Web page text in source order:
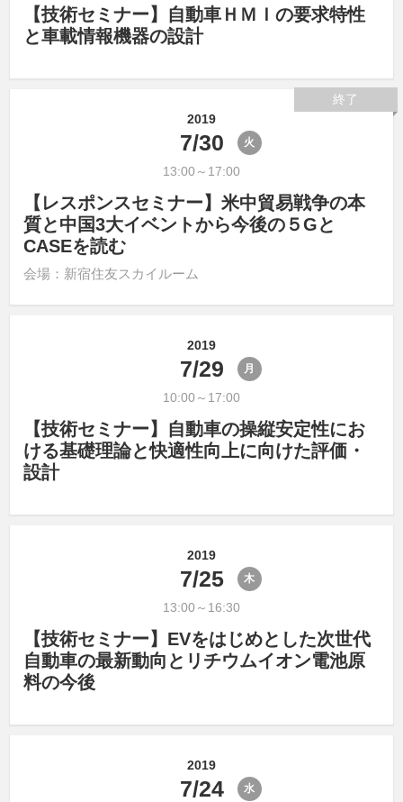
【技術セミナー】自動車ＨＭＩの要求特性
と車載情報機器の設計
2019
7/30 火
13:00～17:00
【レスポンスセミナー】米中貿易戦争の本
質と中国3大イベントから今後の５Gと
CASEを読む
会場：新宿住友スカイルーム
終了
2019
7/29 月
10:00～17:00
【技術セミナー】自動車の操縦安定性にお
ける基礎理論と快適性向上に向けた評価・
設計
2019
7/25 木
13:00～16:30
【技術セミナー】EVをはじめとした次世代
自動車の最新動向とリチウムイオン電池原
料の今後
2019
7/24 水